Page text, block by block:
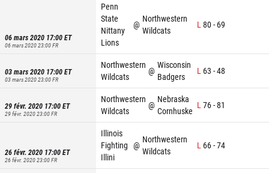
06 mars 2020 17:00ET
06 mars 2020 23:00FR
Penn
State
Nittany
Lions
@
Northwestern
Wildcats
L80- 69
03 mars 2020 17:00ET
03 mars 2020 23:00FR
Northwestern
Wildcats
@
Wisconsin
Badgers
L 63 -48
29 févr. 2020 17:00ET
29 févr. 2020 23:00FR
Northwestern
Wildcats
@
Nebraska
Cornhuskers
L76-81
26 févr. 2020 17:00ET
26 févr. 2020 23:00FR
Illinois
Fighting
Illini
@
Northwestern
Wildcats
L 66-74